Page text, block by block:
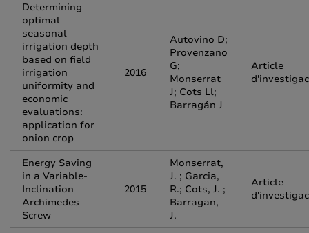
Determining
optimal
seasonal
irrigation depth
based on field
irrigation
uniformity and
economic
evaluations:
application for
onion crop
2016
Autovino D;
Provenzano
G;
Monserrat
J; Cots Ll;
Barragán J
Article
Energy Saving
in a Variable-
Inclination
Archimedes
Screw
2015
Monserrat,
J. ; Garcia,
R.; Cots, J. ;
Barragan,
J.
Article